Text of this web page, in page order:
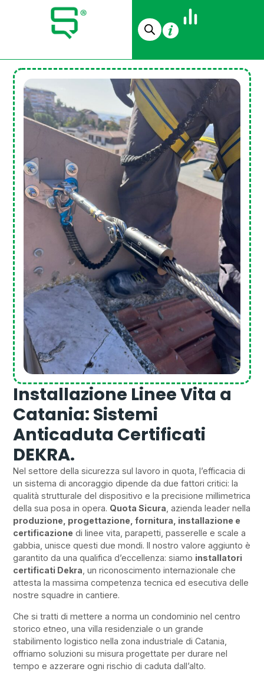
Installazione Linee Vita a
Catania: Sistemi
Anticaduta Certificati
DEKRA.
Nel settore della sicurezza sul lavoro in quota, l’efficacia di
un sistema di ancoraggio dipende da due fattori critici: la
qualità strutturale del dispositivo e la precisione millimetrica
della sua posa in opera. Quota Sicura , azienda leader nella
produzione, progettazione, fornitura, installazione e
certificazione di linee vita, parapetti, passerelle e scale a
gabbia, unisce questi due mondi. Il nostro valore aggiunto è
garantito da una qualifica d’eccellenza: siamo installatori
certificati Dekra , un riconoscimento internazionale che
attesta la massima competenza tecnica ed esecutiva delle
nostre squadre in cantiere.
Che si tratti di mettere a norma un condominio nel centro
storico etneo, una villa residenziale o un grande
stabilimento logistico nella zona industriale di Catania,
offriamo soluzioni su misura progettate per durare nel
tempo e azzerare ogni rischio di caduta dall’alto.